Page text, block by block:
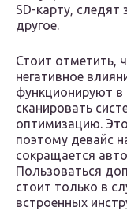
SD-карту, следят
другое.
Стоит отметить,
негативное
функционируют
сканировать
оптимизацию.
поэтому девайс
сокращается
Пользоваться
стоит только в
встроенных